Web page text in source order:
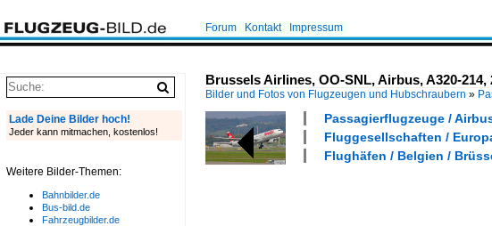
Forum Kontakt Impressum
Brussels Airlines, OO-SNL, Airbus, A320-
Bilder und Fotos von Flugzeugen und Hubschraubern »
Passagierflugzeuge /
Fluggesellschaften /
Flughäfen / Belgien /
Lade Deine Bilder hoch!
Jeder kann mitmachen, kostenlos!
Weitere Bilder-Themen:
Bahnbilder.de
Bus-bild.de
Fahrzeugbilder.de